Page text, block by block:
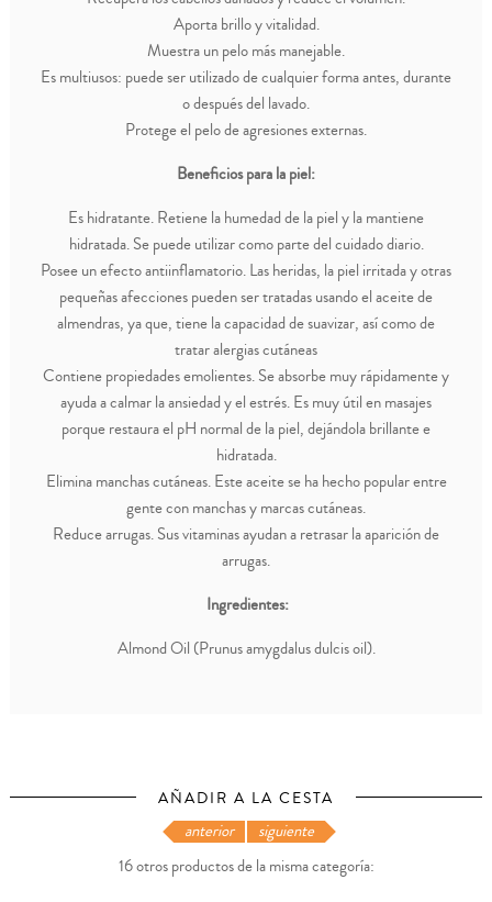
Aporta brillo y vitalidad.
Muestra un pelo más manejable.
Es multiusos: puede ser utilizado de cualquier forma antes, durante
o después del lavado.
Protege el pelo de agresiones externas.
Beneficios para la piel:
Es hidratante. Retiene la humedad de la piel y la mantiene
hidratada. Se puede utilizar como parte del cuidado diario.
Posee un efecto antiinflamatorio. Las heridas, la piel irritada y otras
pequeñas afecciones pueden ser tratadas usando el aceite de
almendras, ya que, tiene la capacidad de suavizar, así como de
tratar alergias cutáneas
Contiene propiedades emolientes. Se absorbe muy rápidamente y
ayuda a calmar la ansiedad y el estrés. Es muy útil en masajes
porque restaura el pH normal de la piel, dejándola brillante e
hidratada.
Elimina manchas cutáneas. Este aceite se ha hecho popular entre
gente con manchas y marcas cutáneas.
Reduce arrugas. Sus vitaminas ayudan a retrasar la aparición de
arrugas.
Ingredientes:
Almond Oil (Prunus amygdalus dulcis oil).
AÑADIR A LA CESTA
16 otros productos de la misma categoría:
anterior siguiente